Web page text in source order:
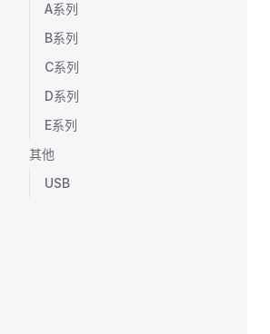
A系列
B系列
C系列
D系列
E系列
其他
USB